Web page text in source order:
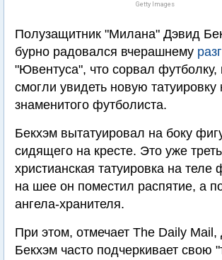
Getty Images
Полузащитник "Милана" Дэвид
бурно радовался вчерашнему
"Ювентуса", что сорвал футболку,
смогли увидеть новую татуировку
знаменитого футболиста.
Бекхэм вытатуировал на боку
сидящего на кресте. Это уже
христианская татуировка на теле
на шее он поместил распятие, а
ангела-хранителя.
При этом, отмечает The Daily Mail,
Бекхэм часто подчеркивает свою